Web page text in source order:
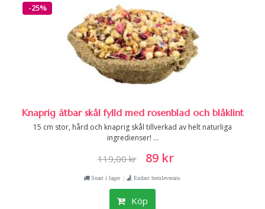
-25%
Knaprig ätbar skål fylld med rosenblad och blåklint
15 cm stor, hård och knaprig skål tillverkad av helt naturliga
ingredienser! ...
119,00 kr 89 kr
Snart i lager | Endast hemleverans
Köp